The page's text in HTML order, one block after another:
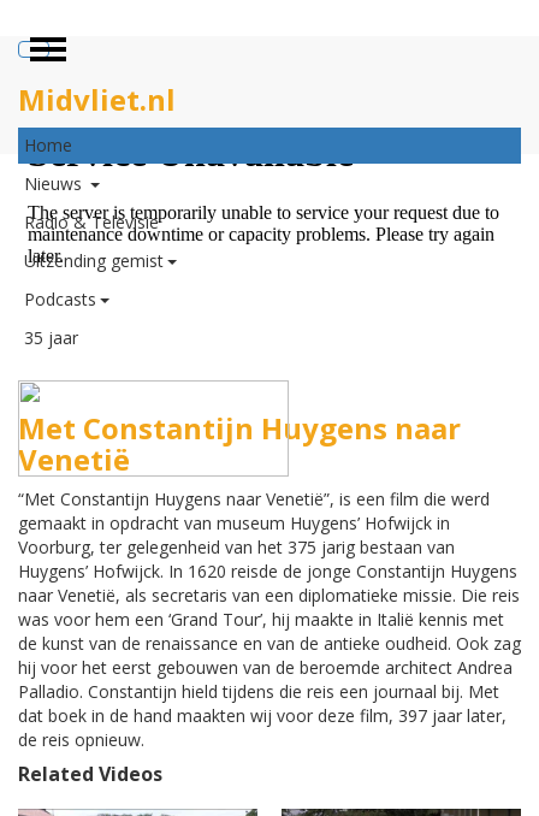
Midvliet.nl
Home
Nieuws
Radio & Televisie
Uitzending gemist
Podcasts
35 jaar
ZOEKEN
Met Constantijn Huygens naar
Venetië
“Met Constantijn Huygens naar Venetië”, is een film die werd
gemaakt in opdracht van museum Huygens’ Hofwijck in
Voorburg, ter gelegenheid van het 375 jarig bestaan van
Huygens’ Hofwijck. In 1620 reisde de jonge Constantijn Huygens
naar Venetië, als secretaris van een diplomatieke missie. Die reis
was voor hem een ‘Grand Tour’, hij maakte in Italië kennis met
de kunst van de renaissance en van de antieke oudheid. Ook zag
hij voor het eerst gebouwen van de beroemde architect Andrea
Palladio. Constantijn hield tijdens die reis een journaal bij. Met
dat boek in de hand maakten wij voor deze film, 397 jaar later,
de reis opnieuw.
Related Videos